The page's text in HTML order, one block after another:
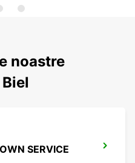
noastre
SERVICE